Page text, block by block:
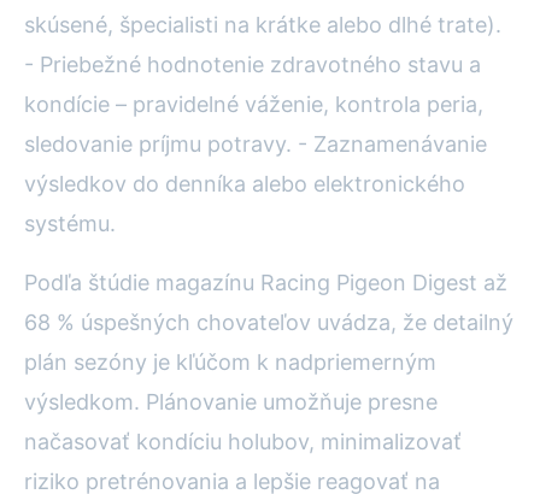
skúsené, špecialisti na krátke alebo dlhé trate).
- Priebežné hodnotenie zdravotného stavu a
kondície – pravidelné váženie, kontrola peria,
sledovanie príjmu potravy. - Zaznamenávanie
výsledkov do denníka alebo elektronického
systému.
Podľa štúdie magazínu Racing Pigeon Digest až
68 % úspešných chovateľov uvádza, že detailný
plán sezóny je kľúčom k nadpriemerným
výsledkom. Plánovanie umožňuje presne
načasovať kondíciu holubov, minimalizovať
riziko pretrénovania a lepšie reagovať na